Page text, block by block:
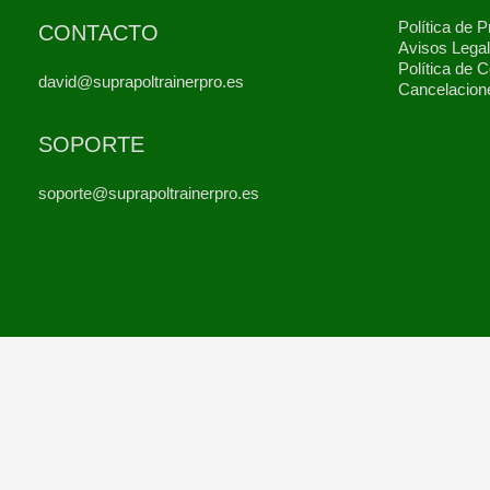
CONTACTO
david@suprapoltrainerpro.es
SOPORTE
soporte@suprapoltrainerpro.es
Política de
Avisos
Política de